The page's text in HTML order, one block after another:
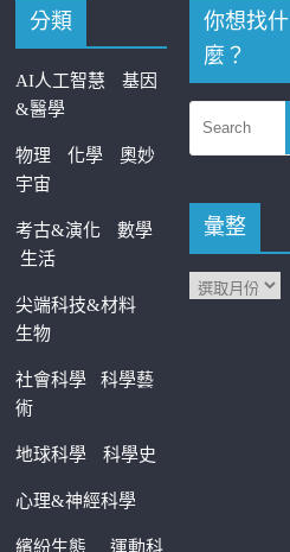
分類
AI人工智慧
基因
&醫學
物理 化學
奧妙
宇宙
考古&演化
數學
生活
尖端科技&材料
生物
社會科學科學藝
術
地球科學 科學史
心理&神經科學
繽紛生態運動科
你想找什
麼？
彙整